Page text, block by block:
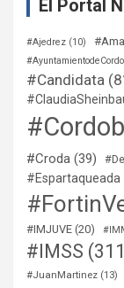
El Portal
#Ajedrez (10)
#Candidata
#Croda (39)
#Espartaqueada
#IMJUVE (20)
#IMSS
#JuanMartinez (13)